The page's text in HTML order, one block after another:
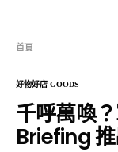
首頁
好物好店 GOODS
千呼萬喚
Briefing 推